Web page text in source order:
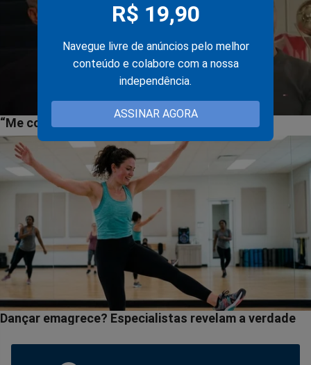
R$ 19,90
Navegue livre de anúncios pelo melhor
conteúdo e colabore com a nossa
independência.
ASSINAR AGORA